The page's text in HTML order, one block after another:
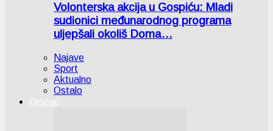
Volonterska akcija u Gospiću: Mladi
sudionici međunarodnog programa
uljepšali okoliš Doma…
Najave
Sport
Aktualno
Ostalo
Otočac